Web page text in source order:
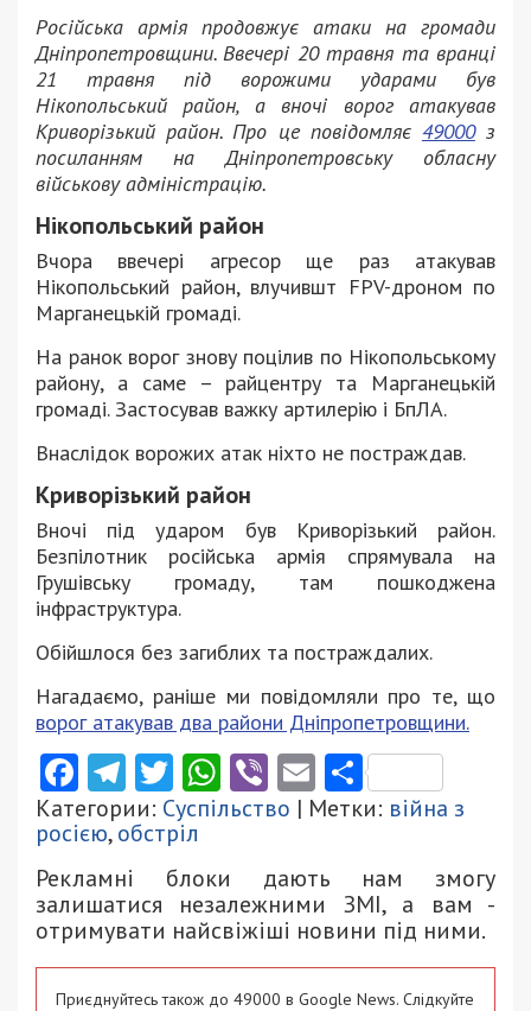
Російська армія продовжує атаки на громади
Дніпропетровщини. Ввечері 20 травня та вранці
21 травня під ворожими ударами був
Нікопольський район, а вночі ворог атакував
Криворізький район. Про це повідомляє 49000з
посиланням на Дніпропетровську обласну
військову адміністрацію.
Нікопольський район
Вчора ввечері агресор ще раз атакував
Нікопольський район, влучившт FPV-дроном по
Марганецькій громаді.
На ранок ворог знову поцілив по Нікопольському
району, а саме – райцентру та Марганецькій
громаді. Застосував важку артилерію і БпЛА.
Внаслідок ворожих атак ніхто не постраждав.
Криворізький район
Вночі під ударом був Криворізький район.
Безпілотник російська армія спрямувала на
Грушівську громаду, там пошкоджена
інфраструктура.
Обійшлося без загиблих та постраждалих.
Нагадаємо, раніше ми повідомляли про те, що
ворог атакував два райони Дніпропетровщини.
Facebook
Telegram
Twitter
WhatsApp
ViberEmail
Категории: Суспільство | Метки: війна з
росією,обстріл
Рекламні блоки дають нам змогу
залишатися незалежними ЗМІ, а вам -
отримувати найсвіжіші новини під ними.
Приєднуйтесь також до 49000 в Google News. Слідкуйте